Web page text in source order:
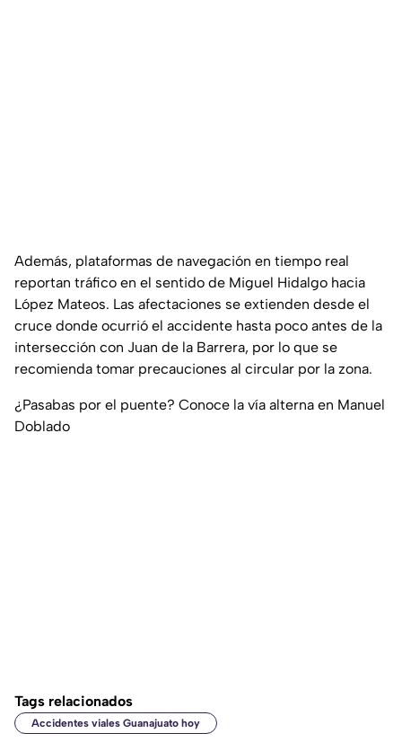
Además, plataformas de navegación en tiempo real
reportan tráfico en el sentido de Miguel Hidalgo hacia
López Mateos. Las afectaciones se extienden desde el
cruce donde ocurrió el accidente hasta poco antes de la
intersección con Juan de la Barrera, por lo que se
recomienda tomar precauciones al circular por la zona.
¿Pasabas por el puente? Conoce la vía alterna en Manuel
Doblado
Tags relacionados
Accidentes viales Guanajuato hoy